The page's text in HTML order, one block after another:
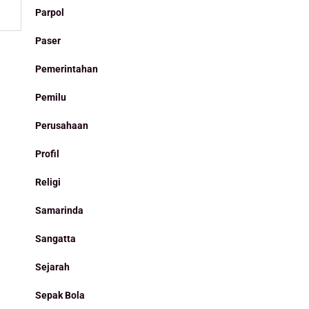
Parpol
Paser
Pemerintahan
Pemilu
Perusahaan
Profil
Religi
Samarinda
Sangatta
Sejarah
Sepak Bola